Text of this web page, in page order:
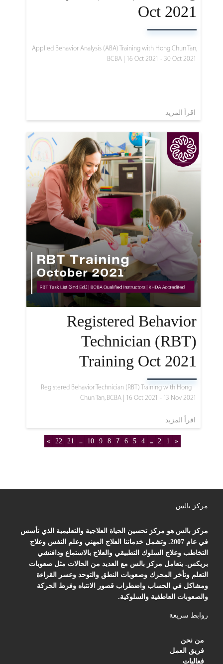
Oct 2021
Applied Behavior Analysis (ABA) Training with Hong Chun Tan,
BCBA | 16 Oct 2021 - 30 Oct 2021
اقرأ المزيد
Registered Behavior
Technician (RBT)
Training Oct 2021
Registered Behavior Technician (RBT) Training with Hong
Chun Tan, BCBA |
16 Oct 2021 - 13 Nov 2021
اقرأ المزيد
«
1
2
...
4
5
6
7
8
9
10
...
21
22
»
مركز بالس
مركز بالس هو مركز تحسين الحياة العلاجية والتعليمية الذي تأسس
في عام 2007. وتشمل خدماتنا العلاج المهني وعلم النفس وعلاج
التخاطب وعلاج السلوك التطبيقي والعلاج بالاستماع ودافنشي
بريكس. يتعامل مركز بالس مع العديد من الحالات مثل صعوبات
التعلم وتأخر المحرك وصعوبات النطق والتوحد وعسر القراءة
ومشاكل في الحساب واضطراب قصور الانتباه وفرط الحركة
والصعوبات العاطفية والسلوكية.
روابط سريعة
من نحن
فريق العمل
فعاليات